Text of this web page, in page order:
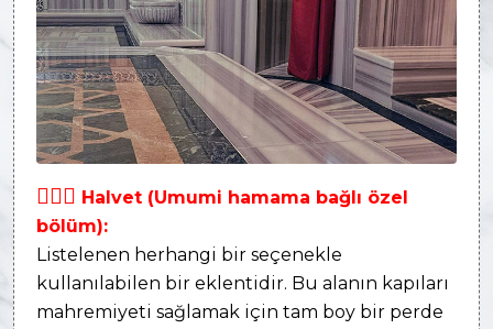
👩‍❤‍👨 Halvet (Umumi hamama bağlı özel
bölüm):
Listelenen herhangi bir seçenekle
kullanılabilen bir eklentidir. Bu alanın kapıları
mahremiyeti sağlamak için tam boy bir perde